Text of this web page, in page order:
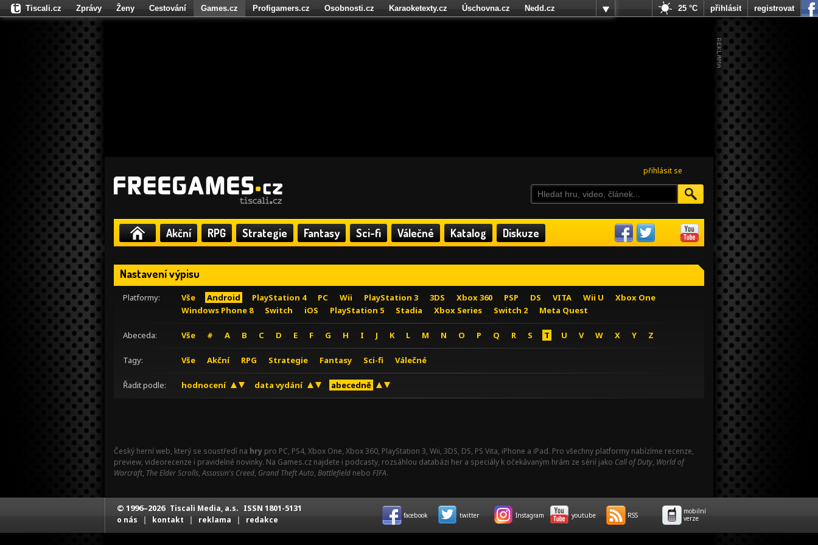
přihlásit se
Akční RPG Strategie Fantasy Sci-fi Válečné Katalog Diskuze
Nastavení výpisu
Platformy: Vše Android PlayStation 4 PC Wii PlayStation 3 3DS Xbox 360 PSP DS VITA Wii U
Xbox One
Windows Phone 8
Switch iOS PlayStation 5 Stadia Xbox Series Switch 2 Meta Quest
Abeceda: Vše # A B C D E F G H I J K L M N O P Q R S T U V W X Y Z
Tagy: Vše Akční RPG Strategie Fantasy Sci-fi Válečné
Řadit podle: hodnocení data vydání abecedně
Český herní web, který se soustředí na hry pro PC, PS4, Xbox One, Xbox 360, PlayStation 3, Wii, 3DS, DS, PS Vita, iPhone a iPad. Pro všechny platformy nabízíme recenze,
preview, videorecenze i pravidelné novinky. Na Games.cz najdete i podcasty, rozsáhlou databázi her a speciály k očekávaným hrám ze sérií jako Call of Duty, World of
Warcraft, The Elder Scrolls,Assassin's Creed, Grand Theft Auto, Battlefield nebo FIFA.
Tiscali.cz Zprávy Ženy Cestování Games.cz Profigamers.cz Osobnosti.cz Karaoketexty.cz Úschovna.cz
Nedd.cz
Fights.cz
25 °C přihlásit registrovat
© 1996–2026 Tiscali Media, a.s. ISSN 1801-5131
o nás | kontakt | reklama | redakce facebook twitter Instagram youtube RSS
mobilní
verze